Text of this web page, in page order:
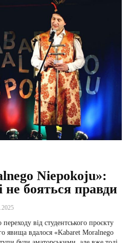
Niepokoju»:
не бояться правди
від студентського проєкту
явища вдалося «Kabaret Moralnego